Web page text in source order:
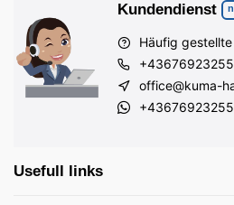
Kundendienst
Häufig
office@kuma-
Usefull links